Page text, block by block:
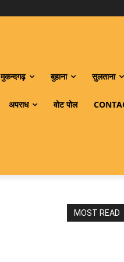
मुकन्दगढ़ बुहाना सुलताना
अपराध वोट पोल
MOST READ